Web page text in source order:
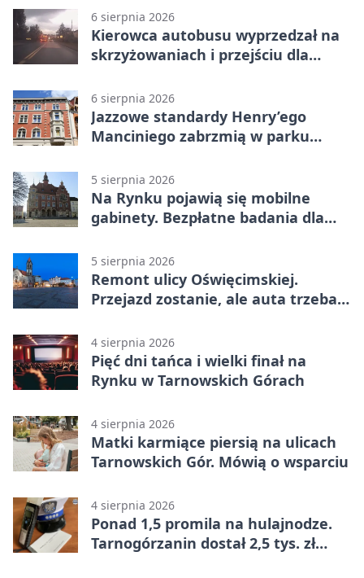
6 sierpnia 2026
Kierowca autobusu wyprzedzał na
skrzyżowaniach i przejściu dla
6 sierpnia 2026
Jazzowe standardy Henry’ego
Manciniego zabrzmią w parku
5 sierpnia 2026
Na Rynku pojawią się mobilne
gabinety. Bezpłatne badania dla
5 sierpnia 2026
Remont ulicy Oświęcimskiej.
Przejazd zostanie, ale auta trzeba
4 sierpnia 2026
Pięć dni tańca i wielki finał na
Rynku w Tarnowskich Górach
4 sierpnia 2026
Matki karmiące piersią na ulicach
Tarnowskich Gór. Mówią o wsparciu
4 sierpnia 2026
Ponad 1,5 promila na hulajnodze.
Tarnogórzanin dostał 2,5 tys. zł